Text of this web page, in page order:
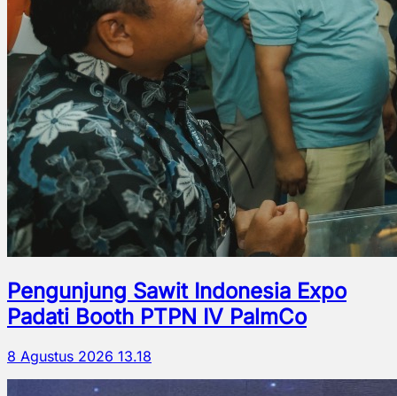
Pengunjung Sawit Indonesia Expo
Padati Booth PTPN IV PalmCo
8 Agustus 2026 13.18